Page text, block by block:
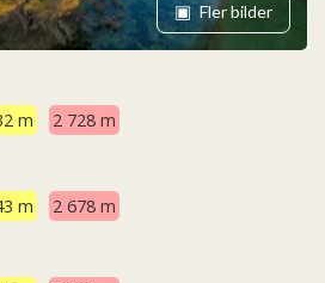
Fler bilder
m 2 728 m
m 2 678 m